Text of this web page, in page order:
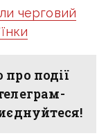
черговий
події